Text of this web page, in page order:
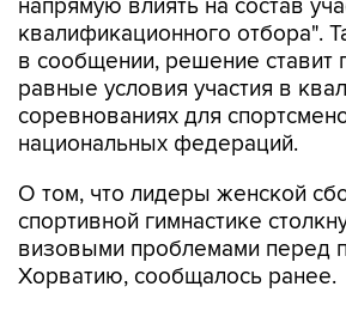
напрямую влиять на состав
квалификационного отбора".
в сообщении, решение ставит
равные условия участия в
соревнованиях для
национальных федераций.
О том, что лидеры женской
спортивной гимнастике
визовыми проблемами перед
Хорватию, сообщалось ранее.